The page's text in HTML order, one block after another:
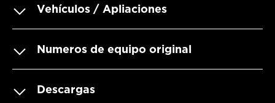
Vehículos / Apliaciones
Numeros de equipo original
Descargas